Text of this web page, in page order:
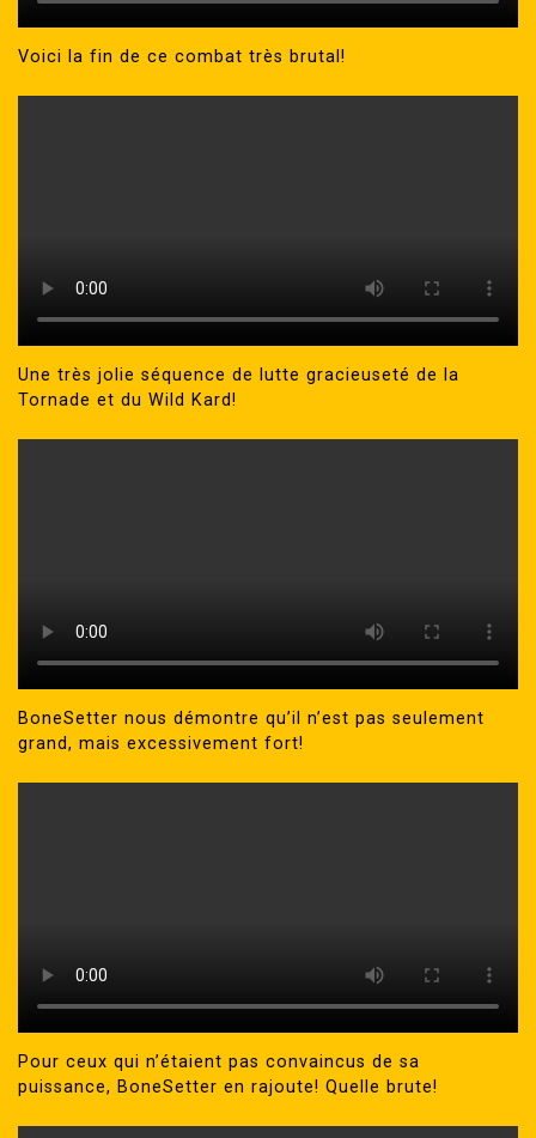
Voici la fin de ce combat très brutal!
Une très jolie séquence de lutte gracieuseté de la
Tornade et du Wild Kard!
BoneSetter nous démontre qu’il n’est pas seulement
grand, mais excessivement fort!
Pour ceux qui n’étaient pas convaincus de sa
puissance, BoneSetter en rajoute! Quelle brute!